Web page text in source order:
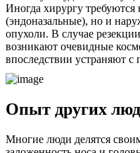
Иногда хирургу требуются
(эндоназальные), но и
опухоли. В случае
возникают очевидные
впоследствии устраняют
Опыт других
Многие люди делятся